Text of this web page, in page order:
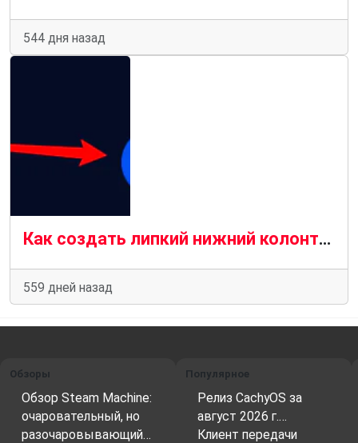
544 дня назад
Как создать липкий нижний колонтитул с помощью CSS
559 дней назад
Обзоры
Обзор Steam Machine:
очаровательный, но
разочаровывающий…
Популярное
Релиз CachyOS за
август 2026 г.…
Клиент передачи